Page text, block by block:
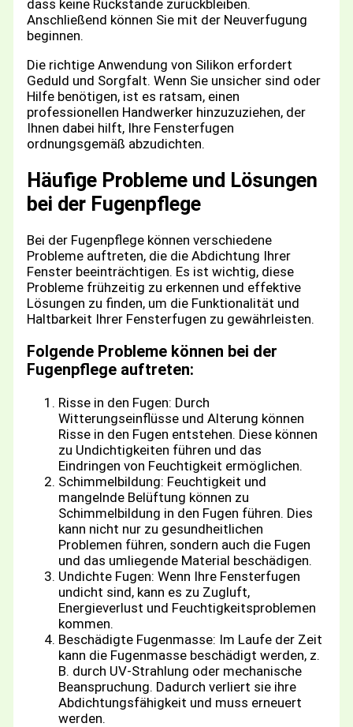
dass keine Rückstände zurückbleiben.
Anschließend können Sie mit der Neuverfugung
beginnen.
Die richtige Anwendung von Silikon erfordert
Geduld und Sorgfalt. Wenn Sie unsicher sind oder
Hilfe benötigen, ist es ratsam, einen
professionellen Handwerker hinzuzuziehen, der
Ihnen dabei hilft, Ihre Fensterfugen
ordnungsgemäß abzudichten.
Häufige Probleme und Lösungen
bei der Fugenpflege
Bei der Fugenpflege können verschiedene
Probleme auftreten, die die Abdichtung Ihrer
Fenster beeinträchtigen. Es ist wichtig, diese
Probleme frühzeitig zu erkennen und effektive
Lösungen zu finden, um die Funktionalität und
Haltbarkeit Ihrer Fensterfugen zu gewährleisten.
Folgende Probleme können bei der
Fugenpflege auftreten:
Risse in den Fugen: Durch
Witterungseinflüsse und Alterung können
Risse in den Fugen entstehen. Diese können
zu Undichtigkeiten führen und das
Eindringen von Feuchtigkeit ermöglichen.
Schimmelbildung: Feuchtigkeit und
mangelnde Belüftung können zu
Schimmelbildung in den Fugen führen. Dies
kann nicht nur zu gesundheitlichen
Problemen führen, sondern auch die Fugen
und das umliegende Material beschädigen.
Undichte Fugen: Wenn Ihre Fensterfugen
undicht sind, kann es zu Zugluft,
Energieverlust und Feuchtigkeitsproblemen
kommen.
Beschädigte Fugenmasse: Im Laufe der Zeit
kann die Fugenmasse beschädigt werden, z.
B. durch UV-Strahlung oder mechanische
Beanspruchung. Dadurch verliert sie ihre
Abdichtungsfähigkeit und muss erneuert
werden.